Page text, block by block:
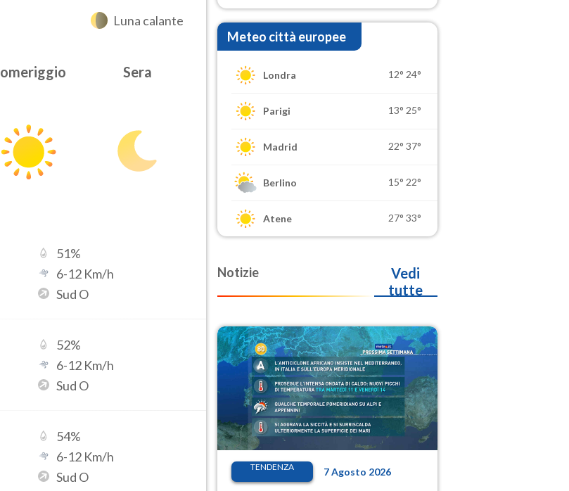
Luna calante
Sera
51%
6-12 Km/h
Sud O
52%
6-12 Km/h
Sud O
54%
6-12 Km/h
Sud O
Meteo città europee
Londra 12° 24°
Parigi 13° 25°
Madrid 22° 37°
Berlino 15° 22°
Atene 27° 33°
Notizie
Vedi
tutte
TENDENZA 7 Agosto 2026